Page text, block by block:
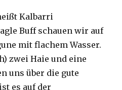
Kalbarri
Buff schauen wir auf
mit flachem Wasser.
zwei Haie und eine
uns über die gute
es auf der